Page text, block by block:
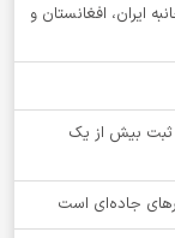
ایران، افغانستان و
ثبت بیش از یک
جاده‌ای است